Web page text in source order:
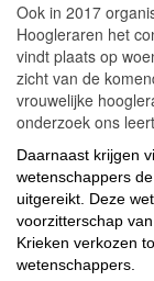
Ook in 2017
Hoogleraren het
vindt plaats op
zicht van de
vrouwelijke
onderzoek ons
Daarnaast krijgen
wetenschappers de
uitgereikt. Deze
voorzitterschap
Krieken verkozen
wetenschappers.